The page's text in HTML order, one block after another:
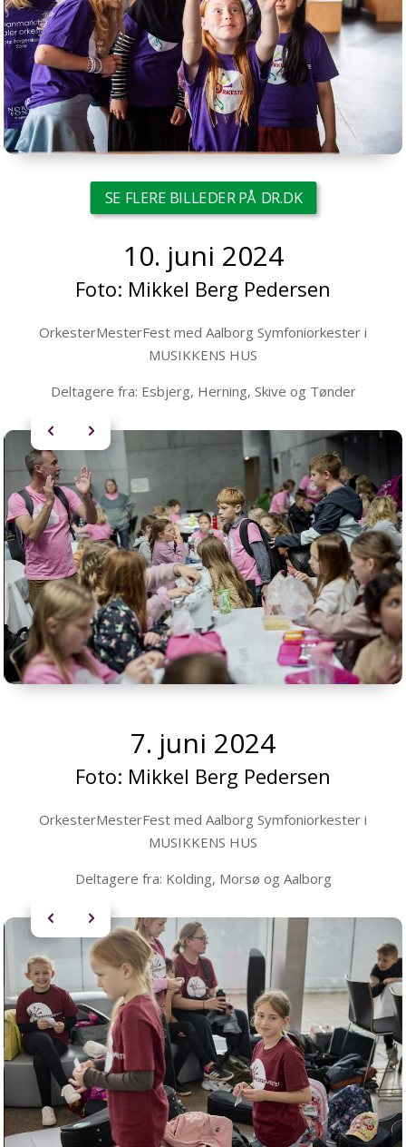
SE FLERE BILLEDER PÅ DR.DK
10. juni 2024
Foto: Mikkel Berg Pedersen
OrkesterMesterFest med Aalborg Symfoniorkester i
MUSIKKENS HUS
Deltagere fra: Esbjerg, Herning, Skive og Tønder
7. juni 2024
Foto: Mikkel Berg Pedersen
OrkesterMesterFest med Aalborg Symfoniorkester i
MUSIKKENS HUS
Deltagere fra: Kolding, Morsø og Aalborg